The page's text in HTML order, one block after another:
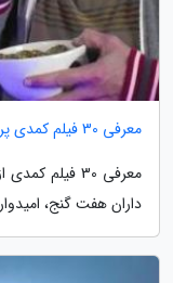
معرفی 30 فیلم کمدی پربیننده
معرفی 30
داران هفت گنج،